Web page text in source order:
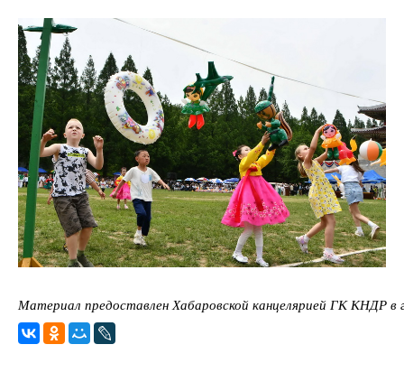
Материал предоставлен Хабаровской канцелярией ГК КНДР в